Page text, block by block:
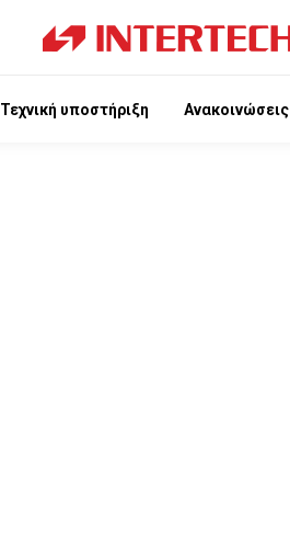
Τεχνική υποστήριξη Ανακοινώσεις